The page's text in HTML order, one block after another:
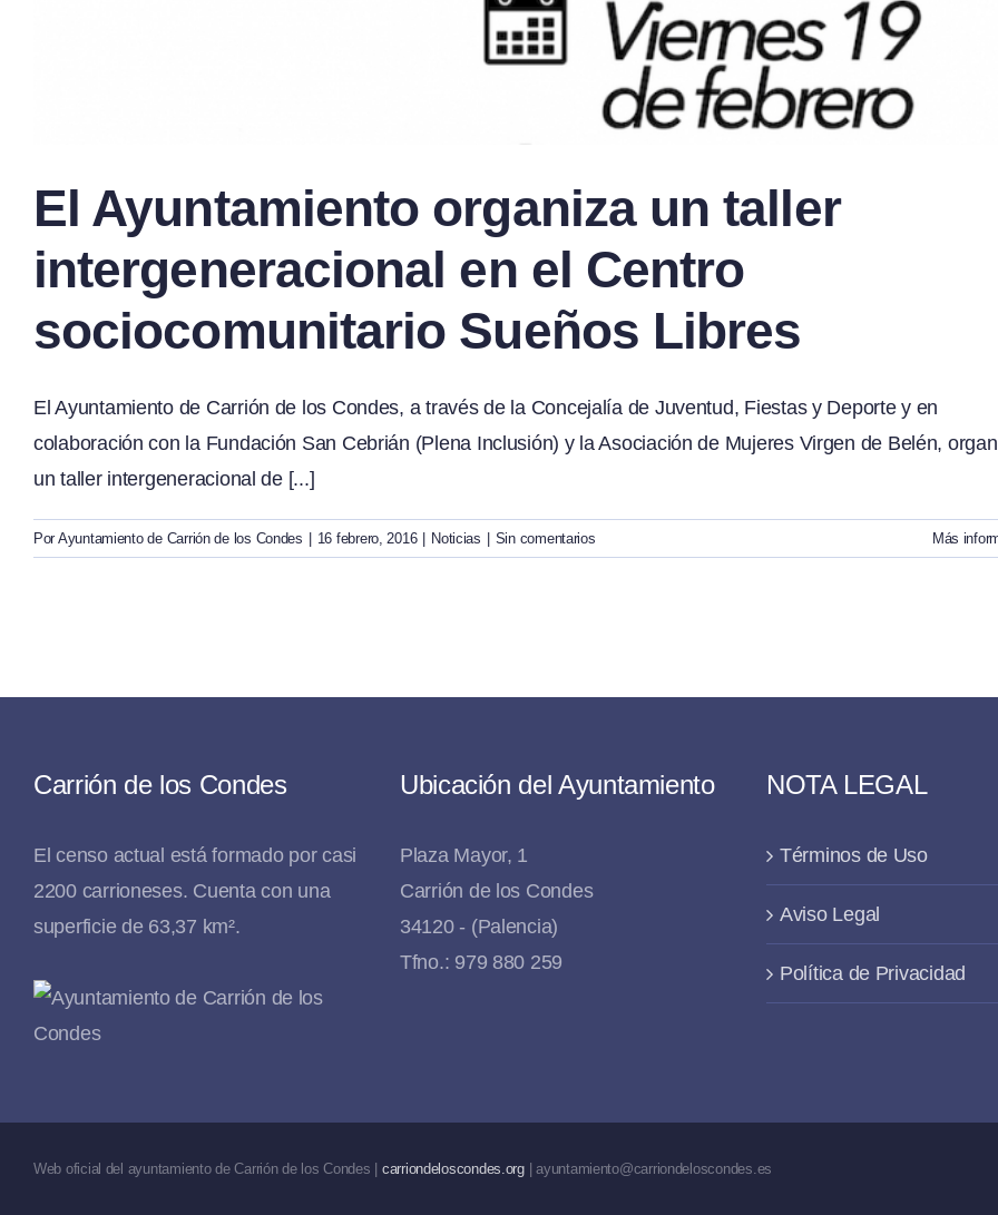
El Ayuntamiento organiza un taller
intergeneracional en el Centro
sociocomunitario Sueños Libres
El Ayuntamiento de Carrión de los Condes, a través de la Concejalía de Juventud, Fiestas y Deporte y en
colaboración con la Fundación San Cebrián (Plena Inclusión) y la Asociación de Mujeres Virgen de Belén,
un taller intergeneracional de [...]
Por Ayuntamiento de Carrión de los Condes | 16 febrero, 2016 | Noticias | Sin comentarios Más
Carrión de los Condes
El censo actual está formado por casi
2200 carrioneses. Cuenta con una
superficie de 63,37 km².
Ubicación del Ayuntamiento
Plaza Mayor, 1
Carrión de los Condes
34120 - (Palencia)
Tfno.: 979 880 259
NOTA LEGAL
Términos de Uso
Aviso Legal
Política de Privacidad
Web oficial del ayuntamiento de Carrión de los Condes | carriondeloscondes.org| ayuntamiento@carriondeloscondes.es